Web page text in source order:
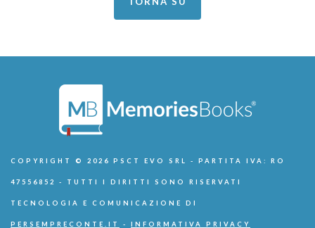
COPYRIGHT © 2026 PSCT EVO SRL - PARTITA IVA: RO
47556852 - TUTTI I DIRITTI SONO RISERVATI
TECNOLOGIA E COMUNICAZIONE DI
PERSEMPRECONTE.IT - INFORMATIVA PRIVACY